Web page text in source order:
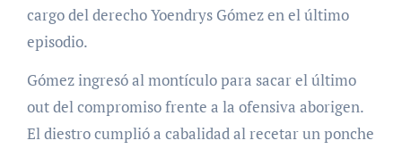
cargo del derecho Yoendrys Gómez en el último
episodio.
Gómez ingresó al montículo para sacar el último
out del compromiso frente a la ofensiva aborigen.
El diestro cumplió a cabalidad al recetar un ponche